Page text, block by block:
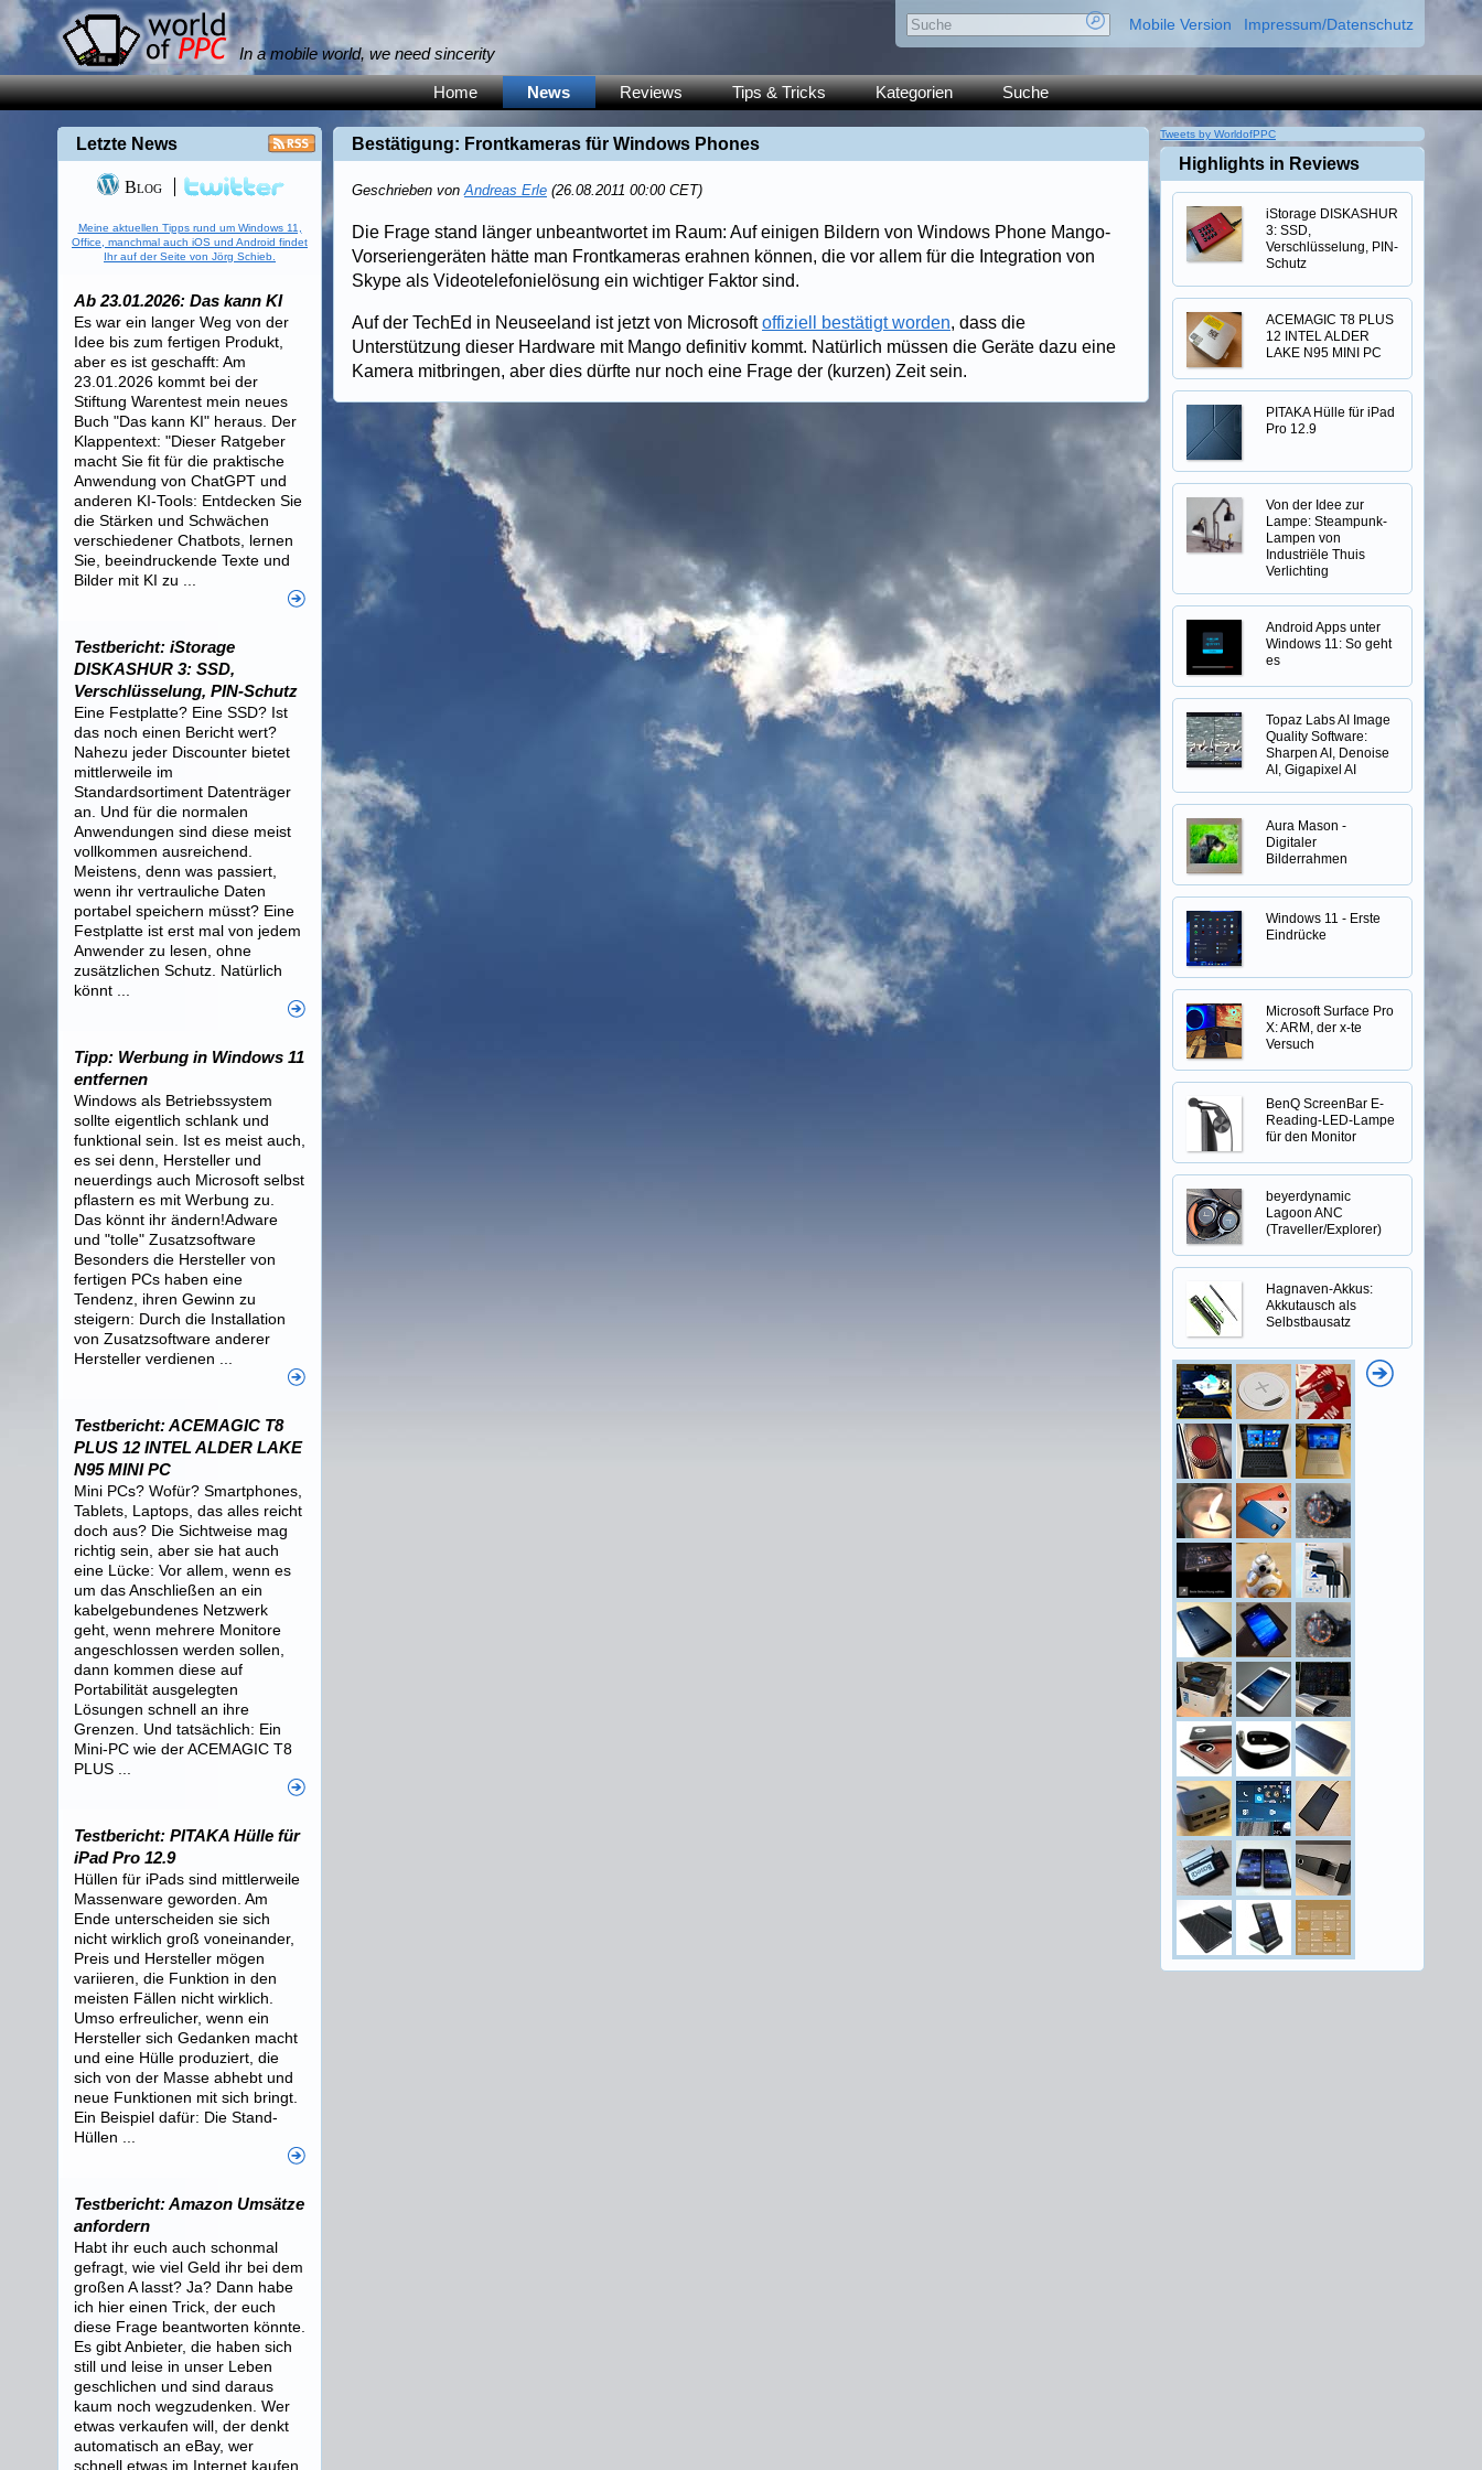
In a mobile world, we need sincerity
Mobile Version Impressum/Datenschutz
Home News Reviews Tips & Tricks Kategorien Suche
Bestätigung: Frontkameras für Windows Phones
Geschrieben vonAndreas Erle (26.08.2011 00:00 CET)
Die Frage stand länger unbeantwortet im Raum: Auf einigen Bildern von Windows Phone Mango-
Vorseriengeräten hätte man Frontkameras erahnen können, die vor allem für die Integration von
Skype als Videotelefonielösung ein wichtiger Faktor sind.
Auf der TechEd in Neuseeland ist jetzt von Microsoftoffiziell bestätigt worden, dass die
Unterstützung dieser Hardware mit Mango definitiv kommt. Natürlich müssen die Geräte dazu eine
Kamera mitbringen, aber dies dürfte nur noch eine Frage der (kurzen) Zeit sein.
Letzte News
Blog
Meine aktuellen Tipps rund um Windows 11,
Office, manchmal auch iOS und Android findet
Ihr auf der Seite von Jörg Schieb.
Ab 23.01.2026: Das kann KI
Es war ein langer Weg von der
Idee bis zum fertigen Produkt,
aber es ist geschafft: Am
23.01.2026 kommt bei der
Stiftung Warentest mein neues
Buch "Das kann KI" heraus. Der
Klappentext: "Dieser Ratgeber
macht Sie fit für die praktische
Anwendung von ChatGPT und
anderen KI-Tools: Entdecken Sie
die Stärken und Schwächen
verschiedener Chatbots, lernen
Sie, beeindruckende Texte und
Bilder mit KI zu ...
Testbericht: iStorage
DISKASHUR 3: SSD,
Verschlüsselung, PIN-Schutz
Eine Festplatte? Eine SSD? Ist
das noch einen Bericht wert?
Nahezu jeder Discounter bietet
mittlerweile im
Standardsortiment Datenträger
an. Und für die normalen
Anwendungen sind diese meist
vollkommen ausreichend.
Meistens, denn was passiert,
wenn ihr vertrauliche Daten
portabel speichern müsst? Eine
Festplatte ist erst mal von jedem
Anwender zu lesen, ohne
zusätzlichen Schutz. Natürlich
könnt ...
Tipp: Werbung in Windows 11
entfernen
Windows als Betriebssystem
sollte eigentlich schlank und
funktional sein. Ist es meist auch,
es sei denn, Hersteller und
neuerdings auch Microsoft selbst
pflastern es mit Werbung zu.
Das könnt ihr ändern!Adware
und "tolle" Zusatzsoftware
Besonders die Hersteller von
fertigen PCs haben eine
Tendenz, ihren Gewinn zu
steigern: Durch die Installation
von Zusatzsoftware anderer
Hersteller verdienen ...
Testbericht: ACEMAGIC T8
PLUS 12 INTEL ALDER LAKE
N95 MINI PC
Mini PCs? Wofür? Smartphones,
Tablets, Laptops, das alles reicht
doch aus? Die Sichtweise mag
richtig sein, aber sie hat auch
eine Lücke: Vor allem, wenn es
um das Anschließen an ein
kabelgebundenes Netzwerk
geht, wenn mehrere Monitore
angeschlossen werden sollen,
dann kommen diese auf
Portabilität ausgelegten
Lösungen schnell an ihre
Grenzen. Und tatsächlich: Ein
Mini-PC wie der ACEMAGIC T8
PLUS ...
Testbericht: PITAKA Hülle für
iPad Pro 12.9
Hüllen für iPads sind mittlerweile
Massenware geworden. Am
Ende unterscheiden sie sich
nicht wirklich groß voneinander,
Preis und Hersteller mögen
variieren, die Funktion in den
meisten Fällen nicht wirklich.
Umso erfreulicher, wenn ein
Hersteller sich Gedanken macht
und eine Hülle produziert, die
sich von der Masse abhebt und
neue Funktionen mit sich bringt.
Ein Beispiel dafür: Die Stand-
Hüllen ...
Testbericht: Amazon Umsätze
anfordern
Habt ihr euch auch schonmal
gefragt, wie viel Geld ihr bei dem
großen A lasst? Ja? Dann habe
ich hier einen Trick, der euch
diese Frage beantworten könnte.
Es gibt Anbieter, die haben sich
still und leise in unser Leben
geschlichen und sind daraus
kaum noch wegzudenken. Wer
etwas verkaufen will, der denkt
automatisch an eBay, wer
schnell etwas im Internet kaufen
Tweets by WorldofPPC
Highlights in Reviews
iStorage DISKASHUR
3: SSD,
Verschlüsselung, PIN-
Schutz
ACEMAGIC T8 PLUS
12 INTEL ALDER
LAKE N95 MINI PC
PITAKA Hülle für iPad
Pro 12.9
Von der Idee zur
Lampe: Steampunk-
Lampen von
Industriële Thuis
Verlichting
Android Apps unter
Windows 11: So geht
es
Topaz Labs AI Image
Quality Software:
Sharpen AI, Denoise
AI, Gigapixel AI
Aura Mason -
Digitaler
Bilderrahmen
Windows 11 - Erste
Eindrücke
Microsoft Surface Pro
X: ARM, der x-te
Versuch
BenQ ScreenBar E-
Reading-LED-Lampe
für den Monitor
beyerdynamic
Lagoon ANC
(Traveller/Explorer)
Hagnaven-Akkus:
Akkutausch als
Selbstbausatz